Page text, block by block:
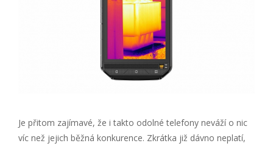
Je přitom zajímavé, že i takto odolné telefony neváží o nic
víc než jejich běžná konkurence. Zkrátka již dávno neplatí,